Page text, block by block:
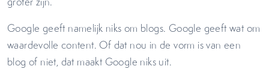
Google geeft namelijk niks om blogs. Google geeft wat om
waardevolle content. Of dat nou in de vorm is van een
blog of niet, dat maakt Google niks uit.